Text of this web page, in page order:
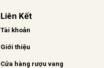
Liên Kết
Tài khoản
Giới thiệu
Cửa hàng rượu vang